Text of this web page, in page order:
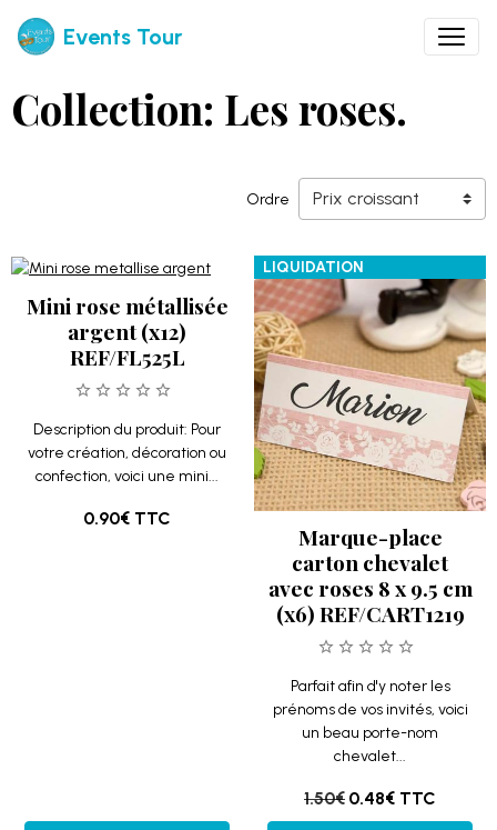
Events Tour
Collection: Les roses.
Ordre
Mini rose métallisée
argent (x12)
REF/FL525L
Description du produit: Pour
votre création, décoration ou
confection, voici une mini...
0.90€ TTC
LIQUIDATION
Marque-place
carton chevalet
avec roses 8 x 9.5 cm
(x6) REF/CART1219
Parfait afin d'y noter les
prénoms de vos invités, voici
un beau porte-nom
chevalet...
1.50€ 0.48€ TTC